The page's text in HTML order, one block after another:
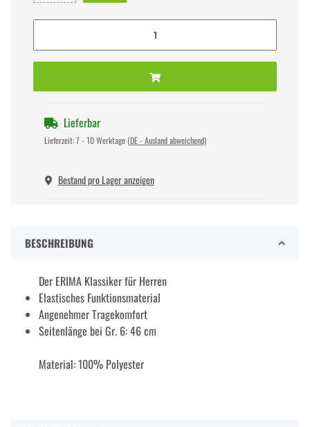
Lieferbar
Lieferzeit:7 - 10 Werktage (DE - Ausland abweichend)
Bestand pro Lager anzeigen
BESCHREIBUNG
Der ERIMA Klassiker für Herren
Elastisches Funktionsmaterial
Angenehmer Tragekomfort
Seitenlänge bei Gr. 6: 46 cm
Material: 100% Polyester